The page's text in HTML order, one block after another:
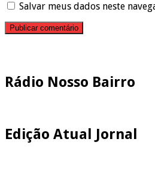
Salvar meus dados neste
Rádio Nosso Bairro
Edição Atual Jornal